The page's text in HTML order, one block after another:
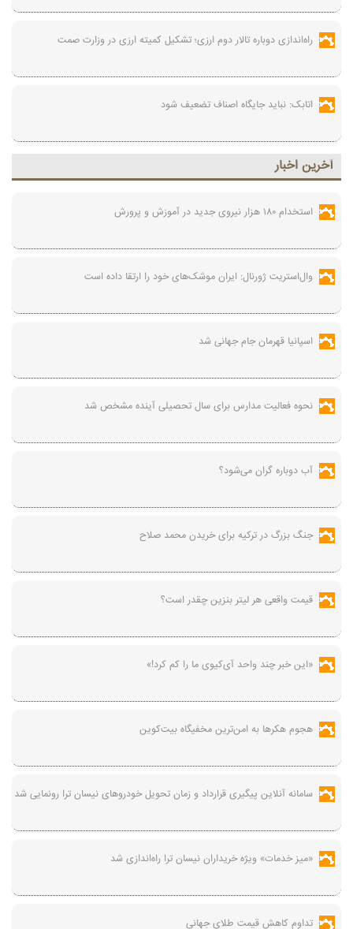
راه‌اندازی دوباره تالار دوم ارزی؛ تشکیل کمیته ارزی در وزارت صمت
اتابک: نباید جایگاه اصناف تضعیف شود
آخرين اخبار
استخدام ۱۸۰ هزار نیروی جدید در آموزش‌ و پرورش
وال‌استریت ژورنال: ایران موشک‌های خود را ارتقا داده است
اسپانیا قهرمان جام جهانی شد
نحوه فعالیت مدارس برای سال تحصیلی آینده مشخص شد
آب دوباره گران می‌شود؟
جنگ بزرگ در ترکیه برای خریدن محمد صلاح
قیمت واقعی هر لیتر بنزین چقدر است؟
«این خبر چند واحد آی‌کیوی ما را کم کرد!»
هجوم هکرها به امن‌ترین مخفیگاه بیت‌کوین
سامانه آنلاین پیگیری قرارداد‌ و زمان تحویل خودرو‌های نیسان ترا رونمایی شد
«میز خدمات» ویژه خریداران نیسان ترا راه‌اندازی شد
تداوم کاهش قیمت طلای جهانی